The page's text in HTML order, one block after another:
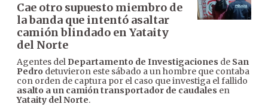
Cae otro supuesto miembro de
la banda que intentó asaltar
camión blindado en Yataity
del Norte
Agentes del Departamento de Investigaciones de San
Pedro detuvieron este sábado a un hombre que contaba
con orden de captura por el caso que investiga el fallido
asalto a un camión transportador de caudales en
Yataity del Norte.